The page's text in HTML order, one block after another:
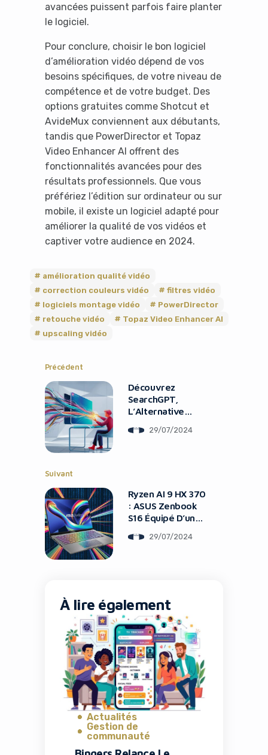
avancées puissent parfois faire planter
le logiciel.
Pour conclure, choisir le bon logiciel
d’amélioration vidéo dépend de vos
besoins spécifiques, de votre niveau de
compétence et de votre budget. Des
options gratuites comme Shotcut et
AvideMux conviennent aux débutants,
tandis que PowerDirector et Topaz
Video Enhancer AI offrent des
fonctionnalités avancées pour des
résultats professionnels. Que vous
préfériez l’édition sur ordinateur ou sur
mobile, il existe un logiciel adapté pour
améliorer la qualité de vos vidéos et
captiver votre audience en 2024.
amélioration qualité vidéo
correction couleurs vidéo
filtres vidéo
logiciels montage vidéo
PowerDirector
retouche vidéo
Topaz Video Enhancer AI
upscaling vidéo
Précédent
Découvrez
SearchGPT,
L’Alternative
Google29/07/2024
Suivant
Ryzen AI 9 HX 370
: ASUS Zenbook
S16 Équipé D’une
Révolutionnaire
29/07/2024
À lire également
Actualités
Gestion de
communauté
Yes, I will turn off Ad-Blocker
No Thanks